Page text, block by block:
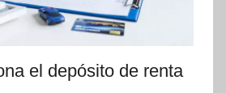
el depósito de renta